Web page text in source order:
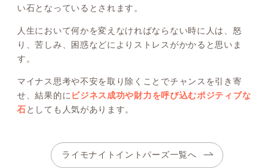
い石となっているとされます。
人生において何かを変えなければならない時に人は、怒
り、苦しみ、困惑などによりストレスがかかると思いま
す。
マイナス思考や不安を取り除くことでチャンスを引き寄
せ、結果的に ビジネス成功や財力を呼び込むポジティブな
石としても人気があります。
ライモナイトイントパーズ一覧へ